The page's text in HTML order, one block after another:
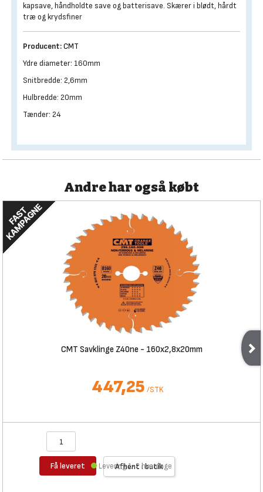
kapsave, håndholdte save og batterisave. Skærer i blødt, hårdt
træ og krydsfiner
Producent:CMT
Ydre diameter: 160mm
Snitbredde: 2,6mm
Hulbredde: 20mm
Tænder: 24
Andre har også købt
CMT Savklinge Z40ne - 160x2,8x20mm
447,25 /STK
Få leveret Afhent i butik
Levering 1-2 hverdage